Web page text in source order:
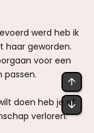
werd heb ik
haar geworden.
voor een
passen.
doen heb je of
verloren.